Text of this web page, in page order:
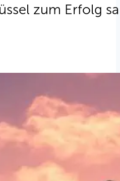
zum Erfolg